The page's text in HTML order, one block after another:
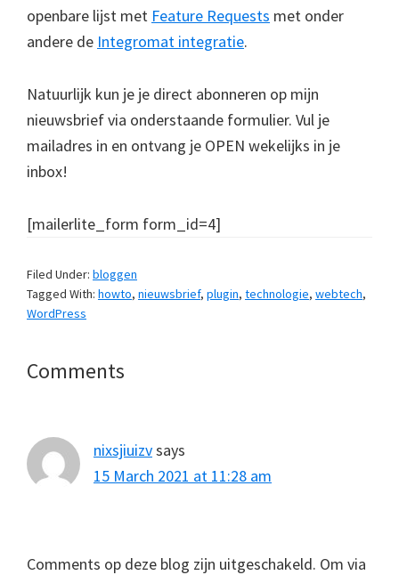
openbare lijst met Feature Requests met onder
andere de Integromat integratie.
Natuurlijk kun je je direct abonneren op mijn
nieuwsbrief via onderstaande formulier. Vul je
mailadres in en ontvang je OPEN wekelijks in je
inbox!
[mailerlite_form form_id=4]
Filed Under: bloggen
Tagged With: howto, nieuwsbrief, plugin, technologie, webtech,
WordPress
Reader
Comments
nixsjiuizvsays
15 March 2021 at 11:28 am
Comments op deze blog zijn uitgeschakeld. Om via